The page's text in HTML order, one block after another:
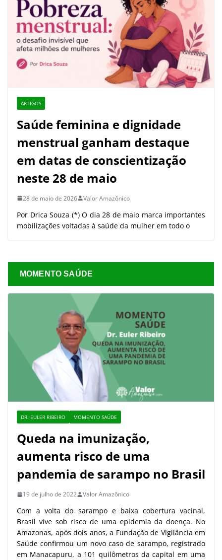
ARTIGOS
Saúde feminina e dignidade
menstrual ganham destaque
em datas de conscientização
neste 28 de maio
28 de maio de 2026 Valor Amazônico
Por Drica Souza (*) O dia 28 de maio marca importantes
mobilizações voltadas à saúde da mulher em todo o
MOMENTO SAÚDE
DR. EULER RIBEIRO MOMENTO SAÚDE
Queda na imunização,
aumenta risco de uma
pandemia de sarampo no Brasil
19 de julho de 2022 Valor Amazônico
Com a volta do sarampo e baixa cobertura vacinal,
Brasil vive sob risco de uma epidemia da doença. No
Amazonas, após dois anos, a Fundação de Vigilância em
Saúde confirmou um novo caso de sarampo, registrado
em Manacapuru, a 101 quilômetros da capital em uma